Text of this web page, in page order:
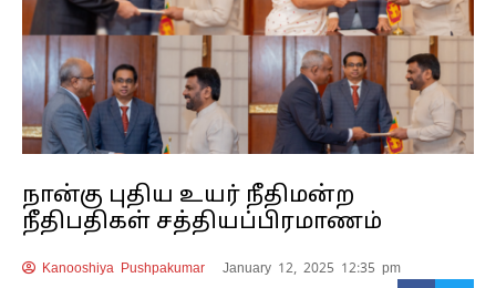
நான்கு புதிய உயர் நீதிமன்ற
நீதிபதிகள் சத்தியப்பிரமாணம்
Kanooshiya Pushpakumar January 12, 2025 12:35 pm